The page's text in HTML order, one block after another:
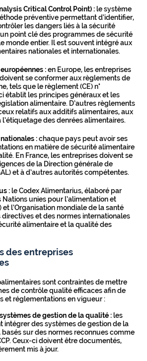
Critical Control Point) :le système
préventive permettant d’identifier,
les dangers liés à la sécurité
un point clé des programmes de sécurité
monde entier. Il est souvent intégré aux
nationales et internationales.
:en Europe, les entreprises
se conformer aux règlements de
tels que le règlement (CE) n°
établit les principes généraux et les
alimentaire. D’autres règlements
relatifs aux additifs alimentaires, aux
des denrées alimentaires.
:chaque pays peut avoir ses
en matière de sécurité alimentaire
En France, les entreprises doivent se
de la Direction générale de
et à d’autres autorités compétentes.
:le Codex Alimentarius, élaboré par
Nations unies pour l’alimentation et
et l’Organisation mondiale de la santé
directives et des normes internationales
alimentaire et la qualité des
des entreprises
sont contraintes de mettre
de contrôle qualité efficaces afin de
et réglementations en vigueur :
de gestion de la qualité :les
intégrer des systèmes de gestion de la
sur des normes reconnues comme
Ceux-ci doivent être documentés,
mis à jour.